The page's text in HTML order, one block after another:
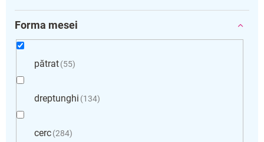
Forma mesei
pătrat 55
dreptunghi 134
cerc 284